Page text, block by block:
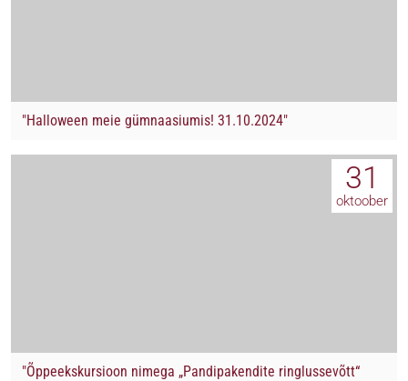
"Halloween meie gümnaasiumis! 31.10.2024"
31
oktoober
"Õppeekskursioon nimega „Pandipakendite ringlussevõtt“